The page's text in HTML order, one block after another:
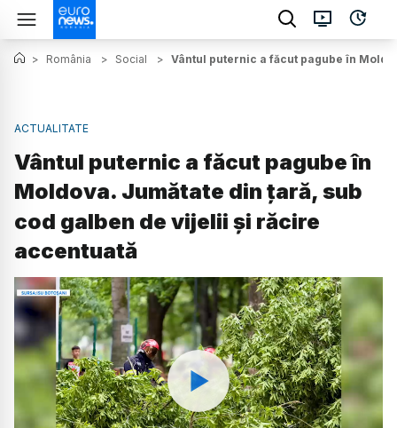
> România > Social > Vântul puternic a făcut pagube în
ACTUALITATE
Vântul puternic a făcut pagube în
Moldova. Jumătate din țară, sub
cod galben de vijelii și răcire
accentuată
Watch